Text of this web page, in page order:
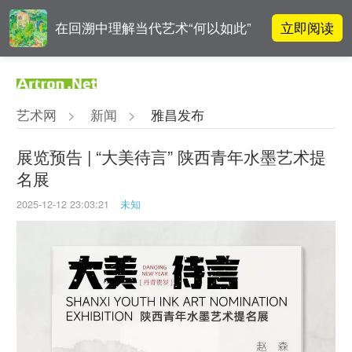
在回溯中理解当代艺术“何以如此” 立即阅读
界
吕晓：北京画院两个中心十年 跨学
科带来齐白石研究新突破
态的十年
艺术网 > 新闻 > 雅昌发布
展览预告 | “大美待言” 陕西青年水墨艺术提
名展
2025-12-12 23:03:21 未知